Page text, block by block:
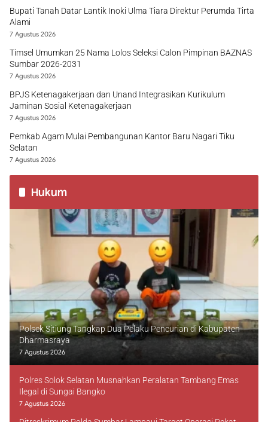
Bupati Tanah Datar Lantik Inoki Ulma Tiara Direktur Perumda Tirta
Alami
7 Agustus 2026
Timsel Umumkan 25 Nama Lolos Seleksi Calon Pimpinan BAZNAS
Sumbar 2026-2031
7 Agustus 2026
BPJS Ketenagakerjaan dan Unand Integrasikan Kurikulum
Jaminan Sosial Ketenagakerjaan
7 Agustus 2026
Pemkab Agam Mulai Pembangunan Kantor Baru Nagari Tiku
Selatan
7 Agustus 2026
Hukum
Polsek Sitiung Tangkap Dua Pelaku Pencurian di Kabupaten
Dharmasraya
7 Agustus 2026
Polres Solok Selatan Musnahkan Peralatan Tambang Emas
Ilegal di Sungai Bangko
7 Agustus 2026